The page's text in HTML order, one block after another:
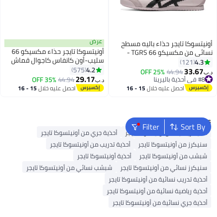
13
أونيتسوكا تايجر حذاء باليه مسطح
نسائي من مكسيكو 66 TGRS -
وردي | حذاء كاجوال مريح وأنيق
4.3
121
د.ب‏33.67
44.94
25% OFF
#8 في أحذية باليرينا
#8 في أحذية باليرينا احصل عليه خلال 15 - 16
عرض
أونيتسوكا تايجر حذاء مكسيكو 66
سليب-أون كانفاس كاجوال قماش
أبيض/أخضر خشب التنوب
4.2
575
د.ب‏29.17
44.94
35% OFF
احصل عليه خلال 15 - 16
Sort By
FilterPopular Searches
أحذية رياضية من أونيتسوكا تايجر
أحذية جري من أونيتسوكا تايجر
سنيكرز من أونيتسوكا تايجر
أحذية تدريب من أونيتسوكا تايجر
شبشب من أونيتسوكا تايجر
أحذية أونيتسوكا تايجر
سنيكرز نسائي من أونيتسوكا تايجر
شبشب نسائي من أونيتسوكا تايجر
أحذية تدريب نسائية من أونيتسوكا تايجر
أحذية رياضية نسائية من أونيتسوكا تايجر
أحذية جري نسائية من أونيتسوكا تايجر